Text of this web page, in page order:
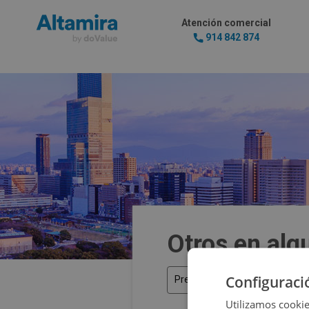
Atención comercial
914 842 874
Otros en
Precio
Utilizamos